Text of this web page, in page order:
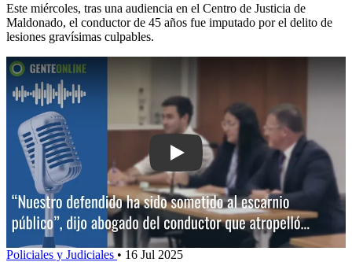
Este miércoles, tras una audiencia en el Centro de Justicia de
Maldonado, el conductor de 45 años fue imputado por el delito de
lesiones gravísimas culpables.
Play: “Nuestro defendido ha sido
Policiales y Judiciales • 16 Jul 2025